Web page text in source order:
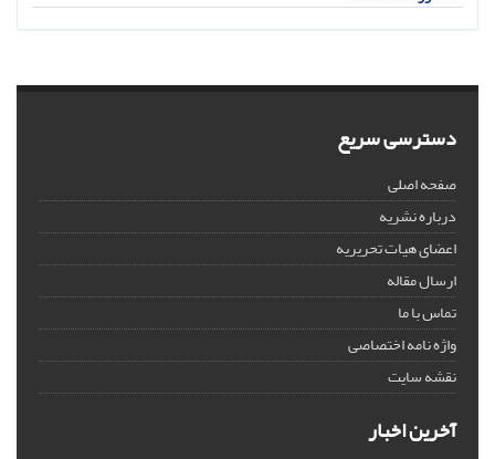
دسترسی سریع
صفحه اصلی
درباره نشریه
اعضای هیات تحریریه
ارسال مقاله
تماس با ما
واژه نامه اختصاصی
نقشه سایت
آخرین اخبار